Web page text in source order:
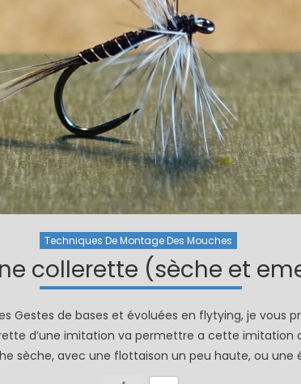
Techniques De Montage Des Mouches
collerette (sèche et
Gestes de bases et évoluées en flytying, je vous
d’une imitation va permettre a cette imitation
sèche, avec une flottaison un peu haute, ou une
“brebis”
1 / Au Fil De L'eau
Fermeture du réservoir
mouche de Tourenne
dans le 33